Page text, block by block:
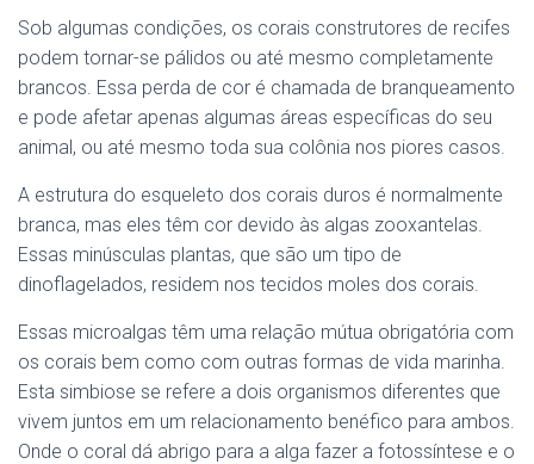
Sob algumas condições, os corais construtores de recifes
podem tornar-se pálidos ou até mesmo completamente
brancos. Essa perda de cor é chamada de branqueamento
e pode afetar apenas algumas áreas específicas do seu
animal, ou até mesmo toda sua colônia nos piores casos.
A estrutura do esqueleto dos corais duros é normalmente
branca, mas eles têm cor devido às algas zooxantelas.
Essas minúsculas plantas, que são um tipo de
dinoflagelados, residem nos tecidos moles dos corais.
Essas microalgas têm uma relação mútua obrigatória com
os corais bem como com outras formas de vida marinha.
Esta simbiose se refere a dois organismos diferentes que
vivem juntos em um relacionamento benéfico para ambos.
Onde o coral dá abrigo para a alga fazer a fotossíntese e o